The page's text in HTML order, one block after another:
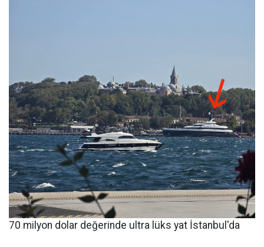
70 milyon dolar değerinde ultra lüks yat İstanbul'da